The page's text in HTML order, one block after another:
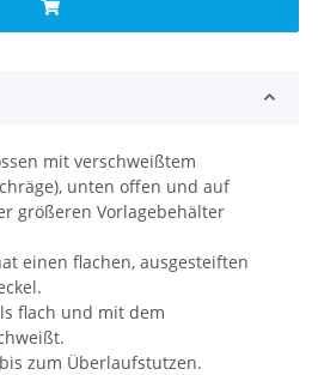
mit verschweißtem
unten offen und auf
größeren Vorlagebehälter
einen flachen, ausgesteiften
flach und mit dem
zum Überlaufstutzen.